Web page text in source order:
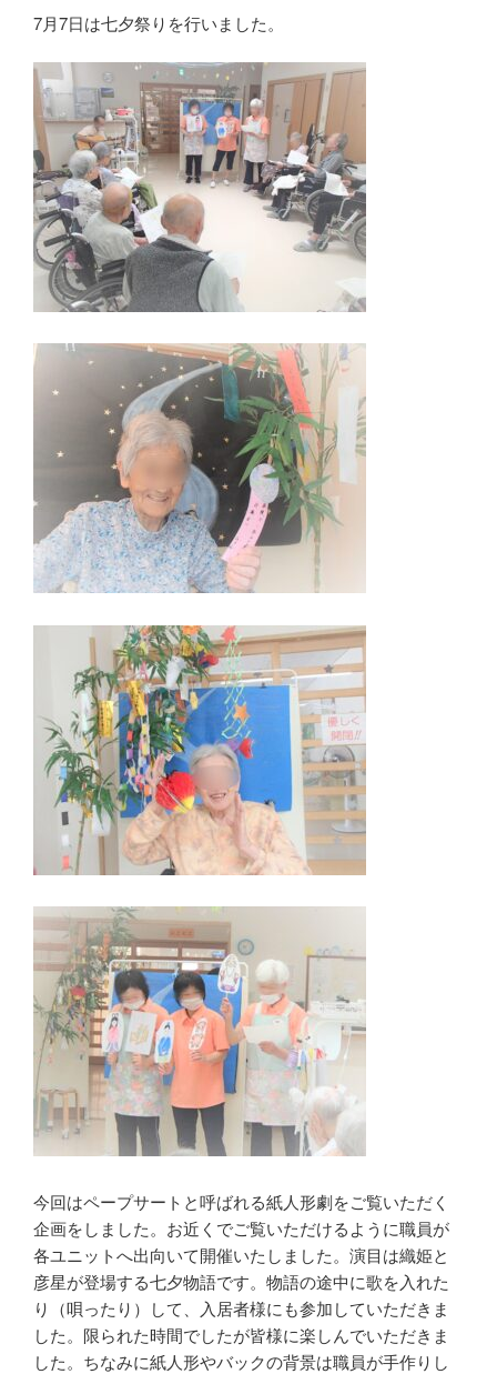
7月7日は七夕祭りを行いました。
今回はペープサートと呼ばれる紙人形劇をご覧いただく
企画をしました。お近くでご覧いただけるように職員が
各ユニットへ出向いて開催いたしました。演目は織姫と
彦星が登場する七夕物語です。物語の途中に歌を入れた
り（唄ったり）して、入居者様にも参加していただきま
した。限られた時間でしたが皆様に楽しんでいただきま
した。ちなみに紙人形やバックの背景は職員が手作りし